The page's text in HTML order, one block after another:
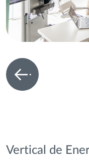
Vertical de